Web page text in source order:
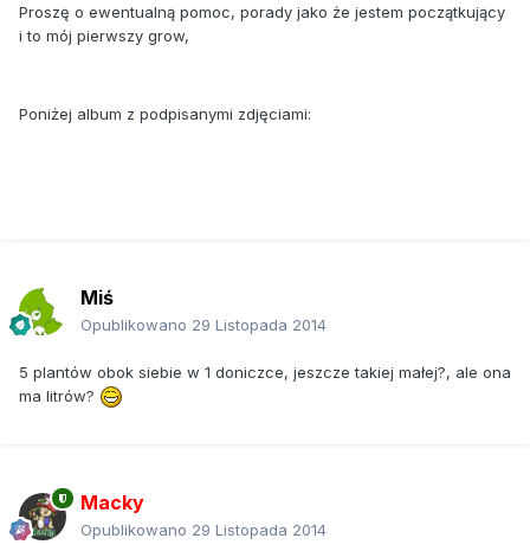
Proszę o ewentualną pomoc, porady jako że jestem początkujący
i to mój pierwszy grow,
Poniżej album z podpisanymi zdjęciami:
Miś
Opublikowano 29 Listopada 2014
5 plantów obok siebie w 1 doniczce, jeszcze takiej małej?, ale ona
ma litrów?
Macky
Opublikowano 29 Listopada 2014